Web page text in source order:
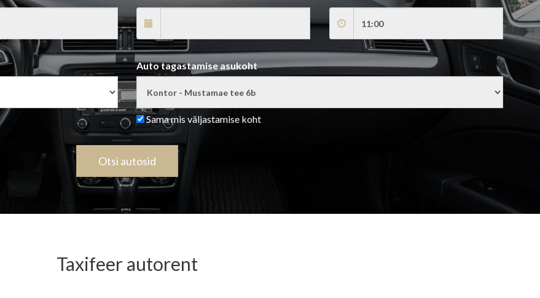
Auto tagastamise asukoht
Sama mis väljastamise koht
Otsi autosid
Taxifeer autorent